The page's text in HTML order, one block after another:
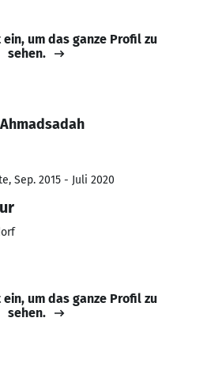
ein, um das ganze Profil zu
sehen.
Sep. 2015 - Juli 2020
ein, um das ganze Profil zu
sehen.